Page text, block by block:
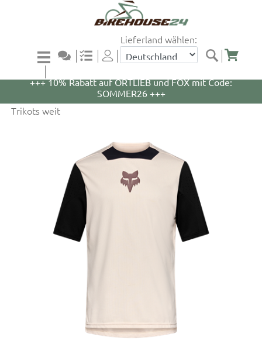
Lieferland wählen:
+++ 5% Rabatt auf WOOM Bikes und Zubehör mit
+++ 10% Rabatt auf ORTLIEB und FOX mit Code:
SOMMER26 +++
Trikots weit